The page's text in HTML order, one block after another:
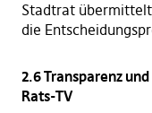
Stadtrat
die
2.6 Transparenz
Rats-TV